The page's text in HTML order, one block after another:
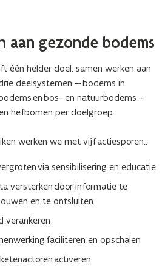
aan gezonde bodems
één helder doel: samen werken aan
deelsystemen — bodems in
en bos- en natuurbodems —
hefbomen per doelgroep.
werken we met vijf actiesporen::
via sensibilisering en educatie
versterken door informatie te
en te ontsluiten
verankeren
faciliteren en opschalen
activeren